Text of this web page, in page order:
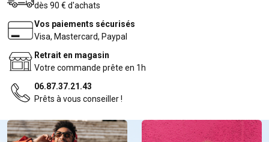
dès 90 € d'achats
Vos paiements sécurisés
Visa, Mastercard, Paypal
Retrait en magasin
Votre commande prête en 1h
06.87.37.21.43
Prêts à vous conseiller !